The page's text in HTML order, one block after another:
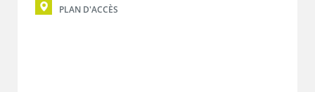
PLAN D'ACCÈS